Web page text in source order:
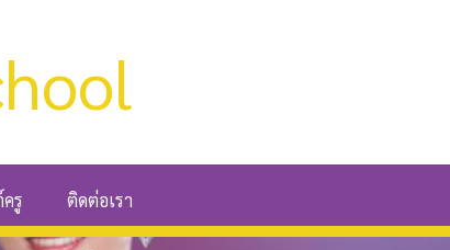
รู ติดต่อเรา